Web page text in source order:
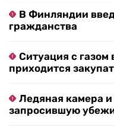
В Финляндии
гражданства
Ситуация с газом
приходится
Ледяная камера
запросившую